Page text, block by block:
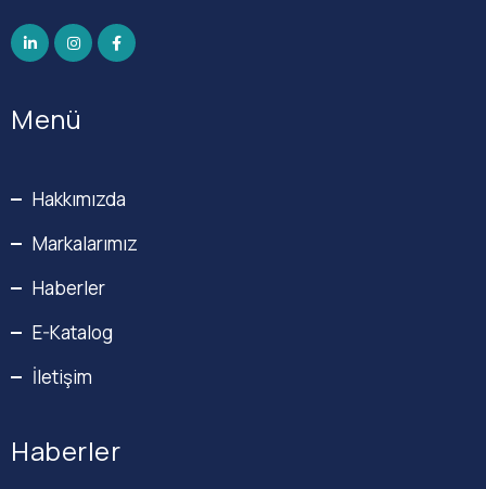
Menü
Hakkımızda
Markalarımız
Haberler
E-Katalog
İletişim
Haberler